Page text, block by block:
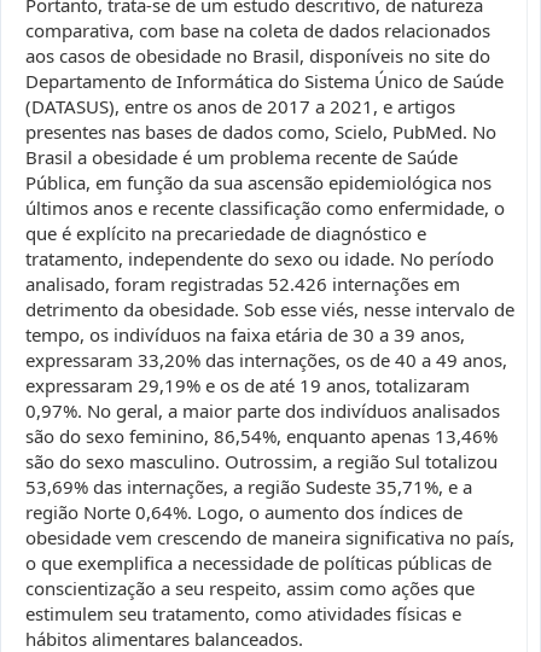
Portanto, trata-se de um estudo descritivo, de natureza
comparativa, com base na coleta de dados relacionados
aos casos de obesidade no Brasil, disponíveis no site do
Departamento de Informática do Sistema Único de Saúde
(DATASUS), entre os anos de 2017 a 2021, e artigos
presentes nas bases de dados como, Scielo, PubMed. No
Brasil a obesidade é um problema recente de Saúde
Pública, em função da sua ascensão epidemiológica nos
últimos anos e recente classificação como enfermidade, o
que é explícito na precariedade de diagnóstico e
tratamento, independente do sexo ou idade. No período
analisado, foram registradas 52.426 internações em
detrimento da obesidade. Sob esse viés, nesse intervalo de
tempo, os indivíduos na faixa etária de 30 a 39 anos,
expressaram 33,20% das internações, os de 40 a 49 anos,
expressaram 29,19% e os de até 19 anos, totalizaram
0,97%. No geral, a maior parte dos indivíduos analisados
são do sexo feminino, 86,54%, enquanto apenas 13,46%
são do sexo masculino. Outrossim, a região Sul totalizou
53,69% das internações, a região Sudeste 35,71%, e a
região Norte 0,64%. Logo, o aumento dos índices de
obesidade vem crescendo de maneira significativa no país,
o que exemplifica a necessidade de políticas públicas de
conscientização a seu respeito, assim como ações que
estimulem seu tratamento, como atividades físicas e
hábitos alimentares balanceados.